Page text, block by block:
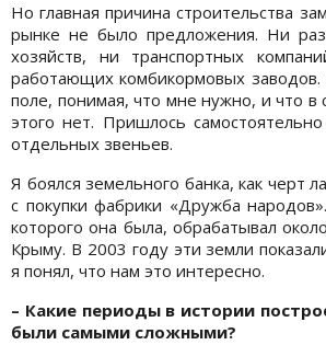
Но главная причина строительства
рынке не было предложения. Ни
хозяйств, ни транспортных
работающих комбикормовых
поле, понимая, что мне нужно, и что в
этого нет. Пришлось
отдельных звеньев.
Я боялся земельного банка, как черт
с покупки фабрики «Дружба
которого она была, обрабатывал
Крыму. В 2003 году эти земли
я понял, что нам это интересно.
– Какие периоды в истории
были самыми сложными?